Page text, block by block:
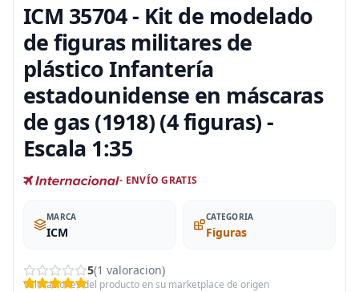
ICM 35704 - Kit de modelado
de figuras militares de
plástico Infantería
estadounidense en máscaras
de gas (1918) (4 figuras) -
Escala 1:35
- ENVÍO GRATIS
MARCA
ICM
CATEGORIA
Figuras
5(1 valoracion)
Valoraciones del producto en su marketplace de origen